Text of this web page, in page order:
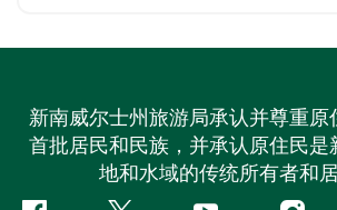
新南威尔士州旅游局承认并尊重原
首批居民和民族，并承认原住民是
地和水域的传统所有者和居